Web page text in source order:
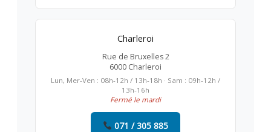
Charleroi
Rue de Bruxelles 2
6000 Charleroi
Lun, Mer-Ven : 08h-12h / 13h-18h · Sam : 09h-12h /
13h-16h
Fermé le mardi
071 / 305 885